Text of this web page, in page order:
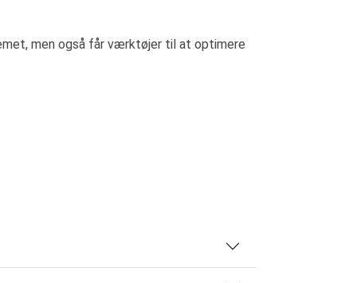
men også får værktøjer til at optimere